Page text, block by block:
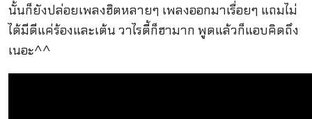
นั้นก็ยังปล่อยเพลงฮิตหลายๆ เพลงออกมาเรื่อยๆ แถมไม่
ได้มีดีแค่ร้องและเต้น วาไรตี้ก็ฮามาก พูดแล้วก็แอบคิดถึง
เนอะ^^